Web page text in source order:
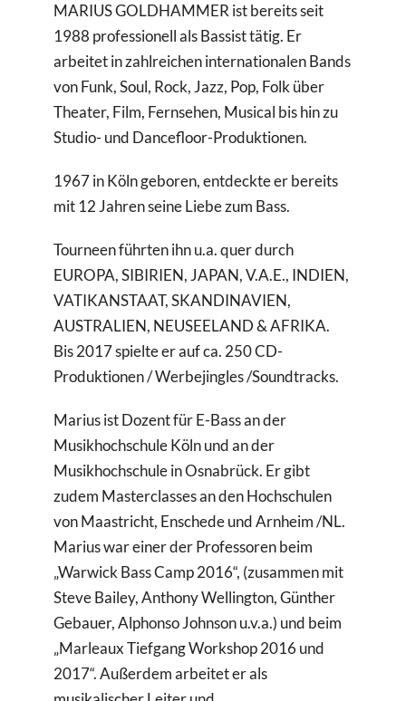
MARIUS GOLDHAMMER ist bereits seit
1988 professionell als Bassist tätig. Er
arbeitet in zahlreichen internationalen Bands
von Funk, Soul, Rock, Jazz, Pop, Folk über
Theater, Film, Fernsehen, Musical bis hin zu
Studio- und Dancefloor-Produktionen.
1967 in Köln geboren, entdeckte er bereits
mit 12 Jahren seine Liebe zum Bass.
Tourneen führten ihn u.a. quer durch
EUROPA, SIBIRIEN, JAPAN, V.A.E., INDIEN,
VATIKANSTAAT, SKANDINAVIEN,
AUSTRALIEN, NEUSEELAND & AFRIKA.
Bis 2017 spielte er auf ca. 250 CD-
Produktionen / Werbejingles /Soundtracks.
Marius ist Dozent für E-Bass an der
Musikhochschule Köln und an der
Musikhochschule in Osnabrück. Er gibt
zudem Masterclasses an den Hochschulen
von Maastricht, Enschede und Arnheim /NL.
Marius war einer der Professoren beim
„Warwick Bass Camp 2016“, (zusammen mit
Steve Bailey, Anthony Wellington, Günther
Gebauer, Alphonso Johnson u.v.a.) und beim
„Marleaux Tiefgang Workshop 2016 und
2017“. Außerdem arbeitet er als